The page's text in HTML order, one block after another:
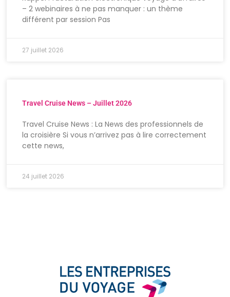
– 2 webinaires à ne pas manquer : un thème
différent par session Pas
27 juillet 2026
Travel Cruise News – Juillet 2026
Travel Cruise News : La News des professionnels de
la croisière Si vous n’arrivez pas à lire correctement
cette news,
24 juillet 2026